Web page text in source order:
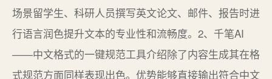
场景留学生、科研人员撰写英文论文、邮件、报告时进
行语言润色提升文本的专业性和流畅度。2、千笔AI
——中文格式的一键规范工具介绍除了内容生成其在格
式规范方面同样表现出色。优势能够直接输出符合中文